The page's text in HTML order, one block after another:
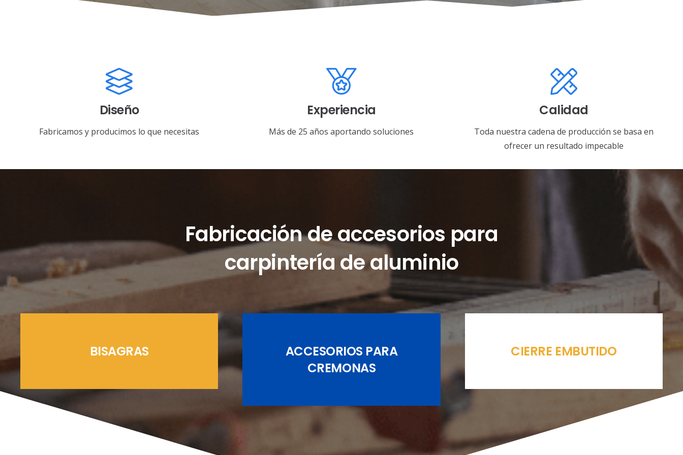
Diseño
Fabricamos y producimos lo que necesitas
Experiencia
Más de 25 años aportando soluciones
Calidad
Toda nuestra cadena de producción se basa en
ofrecer un resultado impecable
Fabricación de accesorios para
carpintería de aluminio
BISAGRAS
ACCESORIOS PARA
CREMONAS
JUEGOS DE PASADORES CIERRE EMBUTIDO
KIT CORREDERA